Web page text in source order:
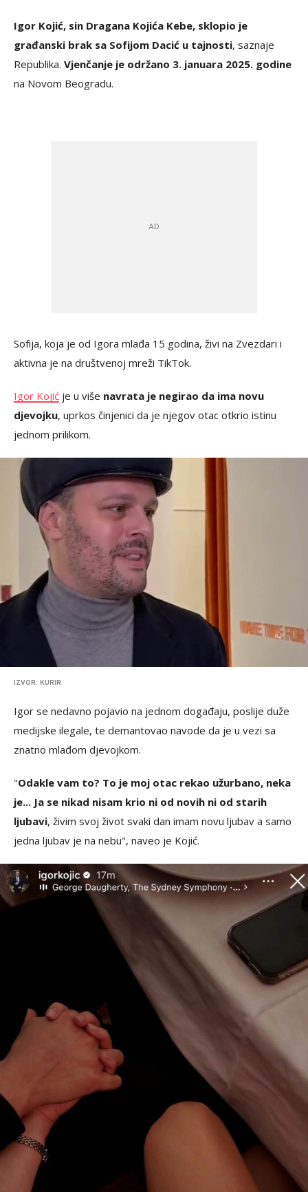
Igor Kojić, sin Dragana Kojića Kebe, sklopio je
građanski brak sa Sofijom Dacić u tajnosti, saznaje
Republika. Vjenčanje je održano 3. januara 2025. godine
na Novom Beogradu.
Sofija, koja je od Igora mlađa 15 godina, živi na Zvezdari i
aktivna je na društvenoj mreži TikTok.
Igor Kojić je u više navrata je negirao da ima novu
djevojku, uprkos činjenici da je njegov otac otkrio istinu
jednom prilikom.
IZVOR: KURIR
Igor se nedavno pojavio na jednom događaju, poslije duže
medijske ilegale, te demantovao navode da je u vezi sa
znatno mlađom djevojkom.
"Odakle vam to? To je moj otac rekao užurbano, neka
je... Ja se nikad nisam krio ni od novih ni od starih
ljubavi, živim svoj život svaki dan imam novu ljubav a samo
jedna ljubav je na nebu", naveo je Kojić.